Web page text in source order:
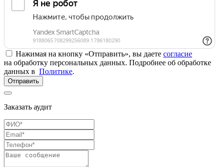
Нажимая на кнопку «Отправить», вы даете согласие
на обработку персональных данных. Подробнее об обработке
данных в Политике.
Отправить
Заказать аудит